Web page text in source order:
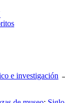
e investigación